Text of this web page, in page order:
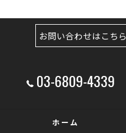
03-6809-4339
お問い合わせはこちら
ホーム